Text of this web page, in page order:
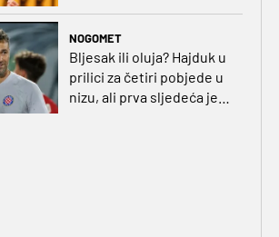
NOGOMET
Bljesak ili oluja? Hajduk u
prilici za četiri pobjede u
nizu, ali prva sljedeća je